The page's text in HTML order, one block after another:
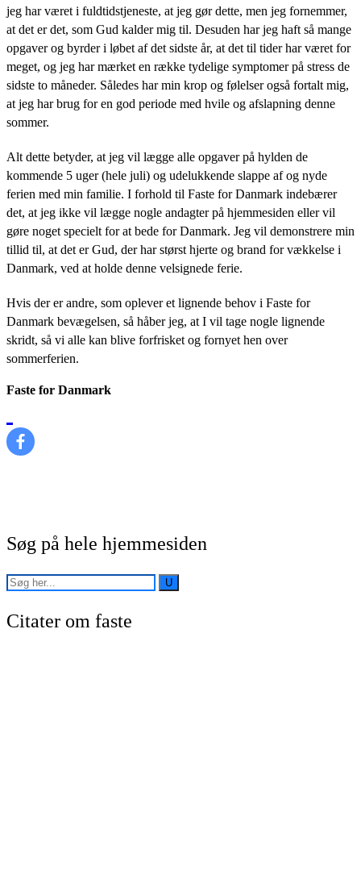
jeg har været i fuldtidstjeneste, at jeg gør dette, men jeg fornemmer,
at det er det, som Gud kalder mig til. Desuden har jeg haft så mange
opgaver og byrder i løbet af det sidste år, at det til tider har været for
meget, og jeg har mærket en række tydelige symptomer på stress de
sidste to måneder. Således har min krop og følelser også fortalt mig,
at jeg har brug for en god periode med hvile og afslapning denne
sommer.
Alt dette betyder, at jeg vil lægge alle opgaver på hylden de
kommende 5 uger (hele juli) og udelukkende slappe af og nyde
ferien med min familie. I forhold til Faste for Danmark indebærer
det, at jeg ikke vil lægge nogle andagter på hjemmesiden eller vil
gøre noget specielt for at bede for Danmark. Jeg vil demonstrere min
tillid til, at det er Gud, der har størst hjerte og brand for vækkelse i
Danmark, ved at holde denne velsignede ferie.
Hvis der er andre, som oplever et lignende behov i Faste for
Danmark bevægelsen, så håber jeg, at I vil tage nogle lignende
skridt, så vi alle kan blive forfrisket og fornyet hen over
sommerferien.
Faste for Danmark
Søg på hele hjemmesiden
Citater om faste